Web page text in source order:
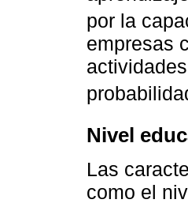
por la
empresas
Nivel
Las
como el